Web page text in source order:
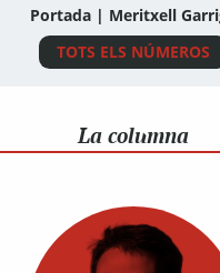
Portada | Meritxell
TOTS ELS NÚMEROS
La columna